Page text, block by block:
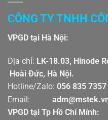
CÔNG TY TNHH
VPGD tại Hà Nội:
Địa chỉ: LK-18.03,
Hoài Đức, Hà Nội.
Hotline/Zalo: 056 835 7357
Email:
VPGD tại Tp Hồ Chí Mính: